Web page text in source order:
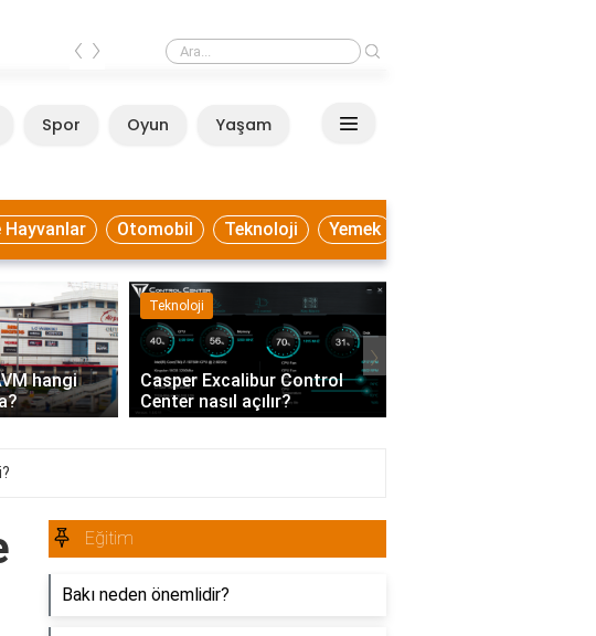
Beyaz lahana ile hangi yemekler yapılır?
‹ ›
Spor Oyun Yaşam
Hayvanlar Otomobil Teknoloji Yemek
hangi
Teknoloji
Casper Excalibur Control
Center nasıl açılır?
›
Eğitim
Bakı neden önemlidir?